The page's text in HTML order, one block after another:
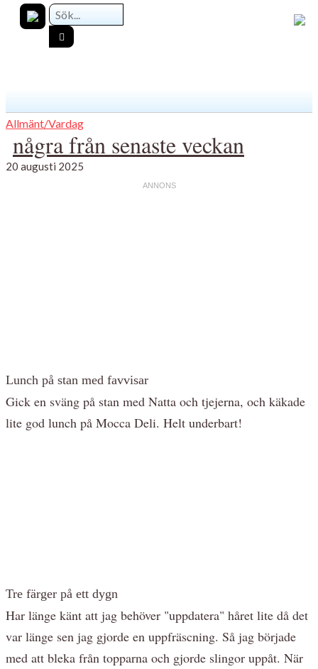
Allmänt/Vardag
några från senaste veckan
20 augusti 2025
Lunch på stan med favvisar
Gick en sväng på stan med Natta och tjejerna, och käkade
lite god lunch på Mocca Deli. Helt underbart!
Tre färger på ett dygn
Har länge känt att jag behöver "uppdatera" håret lite då det
var länge sen jag gjorde en uppfräscning. Så jag började
med att bleka från topparna och gjorde slingor uppåt. När